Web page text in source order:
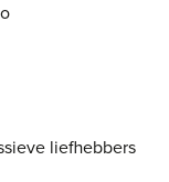
liefhebbers